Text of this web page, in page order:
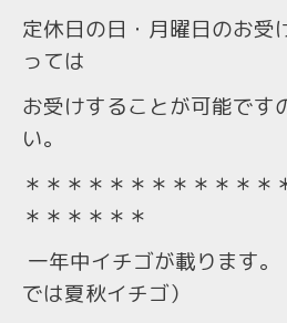
定休日の日・月曜日のお受
っては
お受けすることが可能です
い。
＊＊＊＊＊＊＊＊＊＊＊＊
＊＊＊＊＊＊
一年中イチゴが載ります
では夏秋イチゴ）